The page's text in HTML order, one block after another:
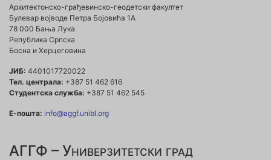
Архитектонско-грађевинско-геодетски факултет
Булевар војводе Петра Бојовића 1A
78 000 Бања Лука
Република Српска
Босна и Херцеговина
ЈИБ: 4401017720022
Тел. централа: +387 51 462 616
Студентска служба: +387 51 462 545
Е-пошта: info@aggf.unibl.org
АГГФ – Универзитетски град